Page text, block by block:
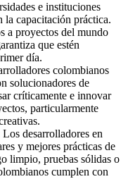
e instituciones
la capacitación práctica.
a proyectos del mundo
que estén
día.
colombianos
solucionadores de
críticamente e innovar
particularmente
Los desarrolladores en
y mejores prácticas de
limpio, pruebas sólidas o
cumplen con